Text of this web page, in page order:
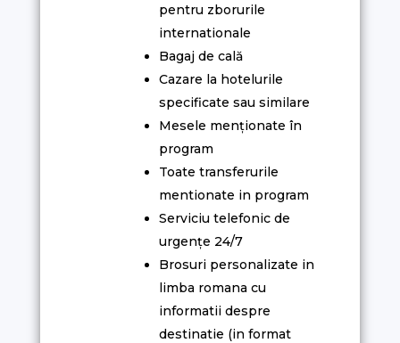
pentru zborurile
internationale
Bagaj de cală
Cazare la hotelurile
specificate sau similare
Mesele menționate în
program
Toate transferurile
mentionate in program
Serviciu telefonic de
urgențe 24/7
Brosuri personalizate in
limba romana cu
informatii despre
destinatie (in format